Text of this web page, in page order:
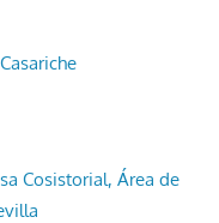
Cosistorial, Área de